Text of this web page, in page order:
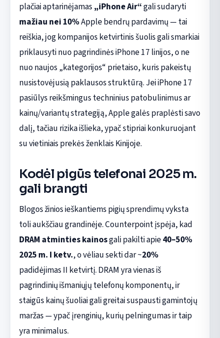
plačiai aptarinėjamas„iPhone Air“gali sudaryti
mažiau nei 10%Apple bendrų pardavimų — tai
reiškia, jog kompanijos ketvirtinis šuolis gali smarkiai
priklausyti nuo pagrindinės iPhone 17 linijos, o ne
nuo naujos „kategorijos“ prietaiso, kuris pakeistų
nusistovėjusią paklausos struktūrą. Jei iPhone 17
pasiūlys reikšmingus techninius patobulinimus ar
kainų/variantų strategiją, Apple galės praplėsti savo
dalį, tačiau rizika išlieka, ypač stipriai konkuruojant
su vietiniais prekės ženklais Kinijoje.
Kodėl pigūs telefonai 2025 m.
gali brangti
Blogos žinios ieškantiems pigių sprendimų vyksta
toli aukščiau grandinėje. Counterpoint įspėja, kad
DRAM atminties kainosgali pakilti apie40–50%
2025 m. I ketv., o vėliau sekti dar ~20%
padidėjimas II ketvirtį. DRAM yra vienas iš
pagrindinių išmaniųjų telefonų komponentų, ir
staigūs kainų šuoliai gali greitai suspausti gamintojų
maržas — ypač įrenginių, kurių pelningumas ir taip
yra minimalus.